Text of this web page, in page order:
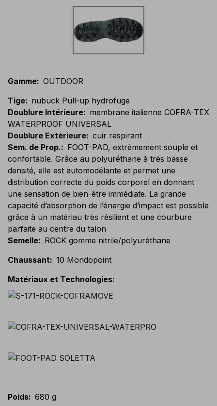
Gamme: OUTDOOR
Tige: nubuck Pull-up hydrofuge
Doublure Intérieure: membrane italienne COFRA-TEX
WATERPROOF UNIVERSAL
Doublure Extérieure: cuir respirant
Sem. de Prop.: FOOT-PAD, extrêmement souple et
confortable. Grâce au polyuréthane à très basse
densité, elle est automodélante et permet une
distribution correcte du poids corporel en donnant
une sensation de bien-être immédiate. La grande
capacité d’absorption de l’énergie d’impact est possible
grâce à un matériau très résilient et une courbure
parfaite au centre du talon
Semelle: ROCK gomme nitrile/polyuréthane
Chaussant: 10 Mondopoint
Matériaux et Technologies:
Poids: 680 g